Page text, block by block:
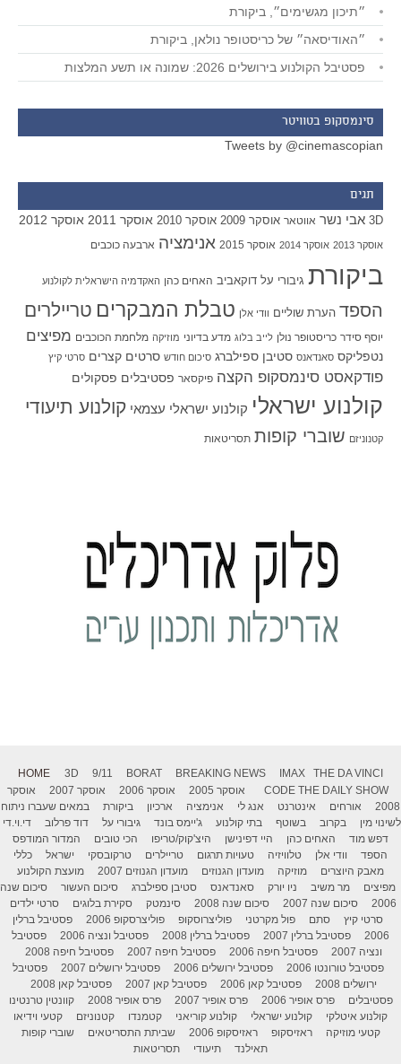
״תיכון מגשימים״, ביקורת
״האודיסאה״ של כריסטופר נולאן, ביקורת
פסטיבל הקולנוע בירושלים 2026: שמונה או תשע המלצות
סינמסקופ בטוויטר
Tweets by @cinemascopian
תגים
3D אבי נשר אווטאר אוסקר 2009 אוסקר 2010 אוסקר 2011 אוסקר 2012
אוסקר 2013 אוסקר 2014 אוסקר 2015 אנימציה ארבעה כוכבים
ביקורת גיבורי על דוקאביב האחים כהן האקדמיה הישראלית לקולנוע
הספד הערת שוליים וודי אלן טבלת המבקרים טריילרים
יוסף סידר כריסטופר נולן לייב בלוג מדע בדיוני מוזיקה מלחמת הכוכבים מפיצים
נטפליקס סאנדאנס סטיבן ספילברג סיכום חודש סרטים קצרים סרטי קיץ
פודקאסט סינמסקופ הקצה פיקסאר פסטיבלים פסקולים
קולנוע ישראלי קולנוע ישראלי עצמאי קולנוע תיעודי
קטנוניזם שוברי קופות תסריטאות
HOME 3D 9/11 BORAT BREAKING NEWS IMAX
THE DA VINCI
CODE THE DAILY SHOW אוסקר 2005 אוסקר 2006 אוסקר 2007
אוסקר
2008
אורחים אינטרנט אנג לי אנימציה ארכיון ביקורת
במאים שעברו ניתוח
לשינוי מין
בקרוב בשוטף בתי קולנוע ג'יימס בונד גיבורי על דוד פרלוב
די.וי.די
דפש מוד
האחים כהן היי דפינישן היצ'קוק/טריפו הכי טובים
המדור המודפס
הספד
וודי אלן טלוויזיה טעויות תרגום טריילרים טרקובסקי ישראל
כללי
מאבק היוצרים
מוזיקה מועדון הגנוזים מועדון הגנוזים 2007
מועצת הקולנוע
מפיצים
מר משיב ניו יורק סאנדאנס סטיבן ספילברג סיכום העשור
סיכום שנה
2006
סיכום שנה 2007 סיכום שנה 2008 סינמטק סקירת בלוגים
סרטי ילדים
סרטי קיץ
סתם פול מקרטני פוליצרוסקופ פוליצרסקופ 2006
פסטיבל ברלין
2006
פסטיבל ברלין 2007 פסטיבל ברלין 2008 פסטיבל ונציה 2006
פסטיבל
ונציה 2007
פסטיבל חיפה 2006 פסטיבל חיפה 2007
פסטיבל חיפה 2008
פסטיבל טורונטו 2006
פסטיבל ירושלים 2006 פסטיבל ירושלים 2007
פסטיבל
ירושלים 2008
פסטיבל קאן 2006 פסטיבל קאן 2007
פסטיבל קאן 2008
פסטיבלים
פרס אופיר 2006 פרס אופיר 2007 פרס אופיר 2008
קוונטין טרנטינו
קולנוע איטלקי
קולנוע ישראלי קולנוע קוריאני קטמנדו קטנוניזם
קטעי וידיאו
קטעי מוזיקה
ראזיסקופ ראזיסקופ 2006 שביתת התסריטאים
שוברי קופות
תאילנד
תיעודי תסריטאות